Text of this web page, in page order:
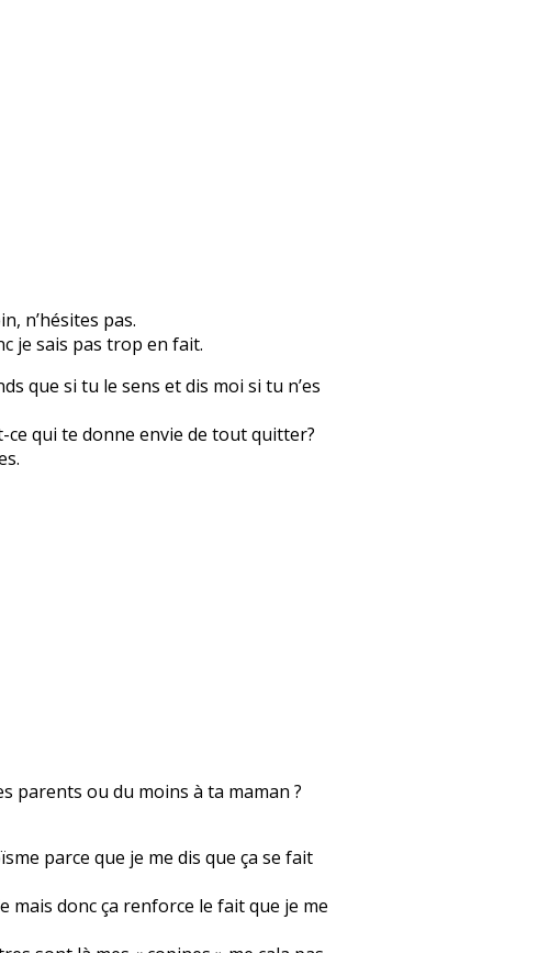
n’hésites pas.
je sais pas trop en fait.
que si tu le sens et dis moi si tu n’es
ce qui te donne envie de tout quitter?
parents ou du moins à ta maman ?
parce que je me dis que ça se fait
mais donc ça renforce le fait que je me